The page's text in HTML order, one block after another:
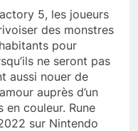
5, les joueurs
des monstres
pour
ne seront pas
aussi nouer de
auprès d’un
en couleur. Rune
sur Nintendo